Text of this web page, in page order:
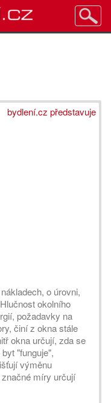
bydlení.cz představuje
o úrovni,
okolního
požadavky na
činí z okna stále
okna určují, zda se
"funguje",
výměnu
míry určují